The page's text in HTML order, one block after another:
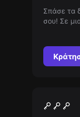
Σπάσε τα
σου! Σε
αθωότητά
Νέος